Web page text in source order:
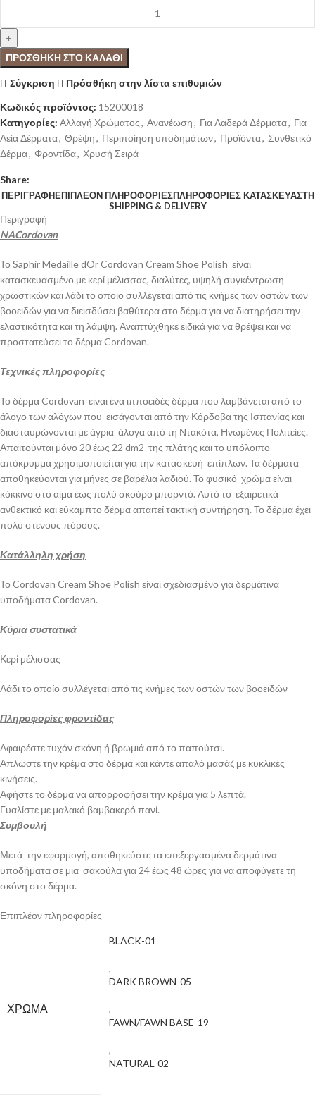
ΠΡΟΣΘΉΚΗ ΣΤΟ ΚΑΛΆΘΙ
Σύγκριση
Πρόσθήκη στην λίστα επιθυμιών
Κωδικός προϊόντος: 15200018
Κατηγορίες: Αλλαγή Χρώματος, Ανανέωση, Για Λαδερά Δέρματα, Για
Λεία Δέρματα, Θρέψη, Περιποίηση υποδημάτων, Προϊόντα, Συνθετικό
Δέρμα, Φροντίδα, Χρυσή Σειρά
Share:
ΠΕΡΙΓΡΑΦΉΕΠΙΠΛΈΟΝ ΠΛΗΡΟΦΟΡΊΕΣΠΛΗΡΟΦΟΡΊΕΣ ΚΑΤΑΣΚΕΥΑΣΤΉ
SHIPPING & DELIVERY
Περιγραφή
NACordovan
Το Saphir Medaille dOr Cordovan Cream Shoe Polish είναι
κατασκευασμένο με κερί μέλισσας, διαλύτες, υψηλή συγκέντρωση
χρωστικών και λάδι το οποίο συλλέγεται από τις κνήμες των οστών των
βοοειδών για να διεισδύσει βαθύτερα στο δέρμα για να διατηρήσει την
ελαστικότητα και τη λάμψη. Αναπτύχθηκε ειδικά για να θρέψει και να
προστατεύσει το δέρμα Cordovan.
Τεχνικές πληροφορίες
Το δέρμα Cordovan είναι ένα ιπποειδές δέρμα που λαμβάνεται από το
άλογο των αλόγων που εισάγονται από την Κόρδοβα της Ισπανίας και
διασταυρώνονται με άγρια άλογα από τη Ντακότα, Ηνωμένες Πολιτείες.
Απαιτούνται μόνο 20 έως 22 dm2 της πλάτης και το υπόλοιπο
απόκρυμμα χρησιμοποιείται για την κατασκευή επίπλων. Τα δέρματα
αποθηκεύονται για μήνες σε βαρέλια λαδιού. Το φυσικό χρώμα είναι
κόκκινο στο αίμα έως πολύ σκούρο μπορντό. Αυτό το εξαιρετικά
ανθεκτικό και εύκαμπτο δέρμα απαιτεί τακτική συντήρηση. Το δέρμα έχει
πολύ στενούς πόρους.
Κατάλληλη χρήση
Το Cordovan Cream Shoe Polish είναι σχεδιασμένο για δερμάτινα
υποδήματα Cordovan.
Κύρια συστατικά
Κερί μέλισσας
Λάδι το οποίο συλλέγεται από τις κνήμες των οστών των βοοειδών
Πληροφορίες φροντίδας
Αφαιρέστε τυχόν σκόνη ή βρωμιά από το παπούτσι.
Απλώστε την κρέμα στο δέρμα και κάντε απαλό μασάζ με κυκλικές
κινήσεις.
Αφήστε το δέρμα να απορροφήσει την κρέμα για 5 λεπτά.
Γυαλίστε με μαλακό βαμβακερό πανί.
Συμβουλή
Μετά την εφαρμογή, αποθηκεύστε τα επεξεργασμένα δερμάτινα
υποδήματα σε μια σακούλα για 24 έως 48 ώρες για να αποφύγετε τη
σκόνη στο δέρμα.
Επιπλέον πληροφορίες
ΧΡΏΜΑ
BLACK-01
,
DARK BROWN-05
,
FAWN/FAWN BASE-19
,
NATURAL-02